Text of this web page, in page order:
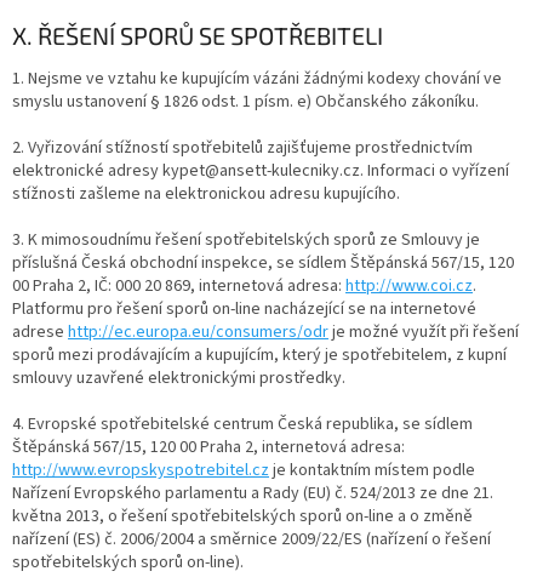
X. ŘEŠENÍ SPORŮ SE SPOTŘEBITELI
1. Nejsme ve vztahu ke kupujícím vázáni žádnými kodexy chování ve
smyslu ustanovení § 1826 odst. 1 písm. e) Občanského zákoníku.
2. Vyřizování stížností spotřebitelů zajišťujeme prostřednictvím
elektronické adresy kypet@ansett-kulecniky.cz. Informaci o vyřízení
stížnosti zašleme na elektronickou adresu kupujícího.
3. K mimosoudnímu řešení spotřebitelských sporů ze Smlouvy je
příslušná Česká obchodní inspekce, se sídlem Štěpánská 567/15, 120
00 Praha 2, IČ: 000 20 869, internetová adresa: http://www.coi.cz.
Platformu pro řešení sporů on-line nacházející se na internetové
adrese http://ec.europa.eu/consumers/odrje možné využít při řešení
sporů mezi prodávajícím a kupujícím, který je spotřebitelem, z kupní
smlouvy uzavřené elektronickými prostředky.
4. Evropské spotřebitelské centrum Česká republika, se sídlem
Štěpánská 567/15, 120 00 Praha 2, internetová adresa:
http://www.evropskyspotrebitel.czje kontaktním místem podle
Nařízení Evropského parlamentu a Rady (EU) č. 524/2013 ze dne 21.
května 2013, o řešení spotřebitelských sporů on-line a o změně
nařízení (ES) č. 2006/2004 a směrnice 2009/22/ES (nařízení o řešení
spotřebitelských sporů on-line).